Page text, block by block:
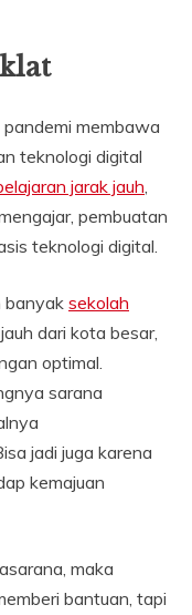
membawa
teknologi digital
jarak jauh
pembuatan
teknologi digital.
banyak sekolah
dari kota besar,
optimal.
sarana
jadi juga karena
kemajuan
maka
bantuan, tapi